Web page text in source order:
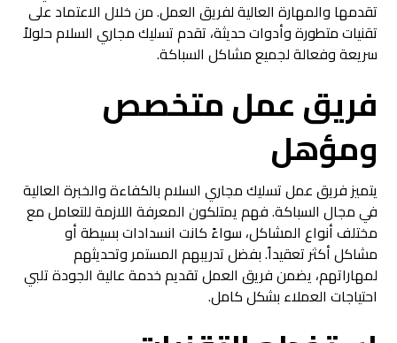
تقدمها والمهارة العالية لفريق العمل. من خلال الاعتماد على
تقنيات متطورة وأدوات حديثة، تقدم تسليك مجاري السلام حلولاً
سريعة وفعالة لجميع مشاكل السباكة.
فريق عمل متخصص
ومؤهل
يتميز فريق عمل تسليك مجاري السلام بالكفاءة والخبرة العالية
في مجال السباكة. فهم يمتلكون المعرفة اللازمة للتعامل مع
مختلف أنواع المشاكل، سواءً كانت انسدادات بسيطة أو
مشاكل أكثر تعقيداً. بفضل تدريبهم المستمر وتحديثهم
لمهاراتهم، يضمن فريق العمل تقديم خدمة عالية الجودة تلبي
احتياجات العملاء بشكل كامل.